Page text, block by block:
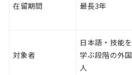
在留期間 最長3年
対象者
日本語・技能を
学ぶ段階の外国
人